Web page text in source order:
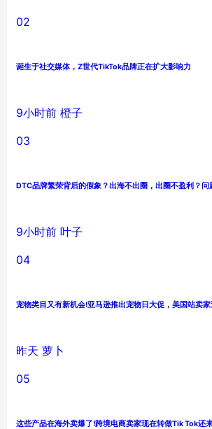
02
诞生于社交媒体，Z世代TikTok品牌正在扩大影响力
9小时前 橙子
03
DTC品牌繁荣背后的假象？出海不出圈，出圈不盈利？问
9小时前 叶子
04
宠物类目又有新机会!亚马逊推出宠物日大促，美国站卖
昨天 萝卜
05
这些产品在海外卖爆了!跨境电商卖家现在转做Tik Tok还